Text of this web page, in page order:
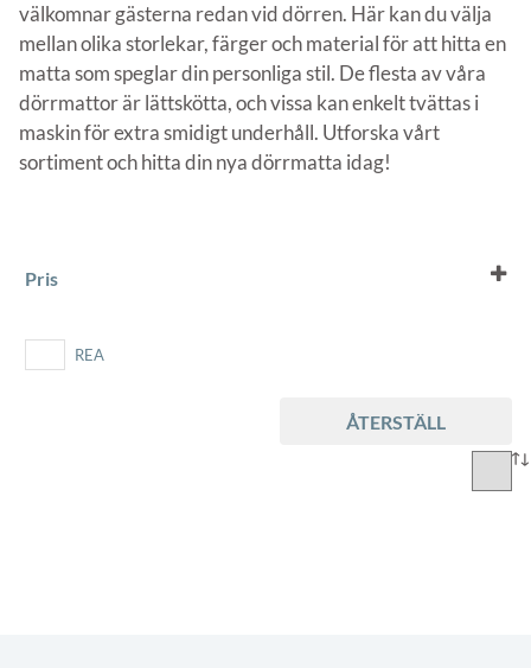
välkomnar gästerna redan vid dörren. Här kan du välja
mellan olika storlekar, färger och material för att hitta en
matta som speglar din personliga stil. De flesta av våra
dörrmattor är lättskötta, och vissa kan enkelt tvättas i
maskin för extra smidigt underhåll. Utforska vårt
sortiment och hitta din nya dörrmatta idag!
Pris
REA
ÅTERSTÄLL